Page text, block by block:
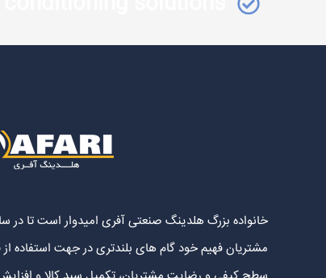
خانواده بزرگ هلدینگ صنعتی آفری امیدوار است تا در
مشتریان فهیم خود گام های بلندتری در جهت استفاده